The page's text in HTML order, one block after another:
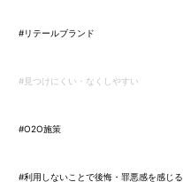
#リテールブランド
#見つけにくい・なくしやすい
#O2O施策
#利用しないことで後悔・罪悪感を感じる